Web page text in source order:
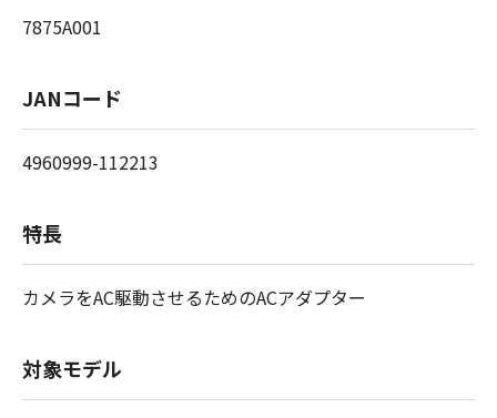
7875A001
JANコード
4960999-112213
特長
カメラをAC駆動させるためのACアダプター
対象モデル